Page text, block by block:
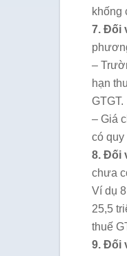
khống
7. Đối
–
hạn
GTGT.
– Giá
có quy
8. Đối
chưa
Ví dụ
25,5
thuế
9. Đối